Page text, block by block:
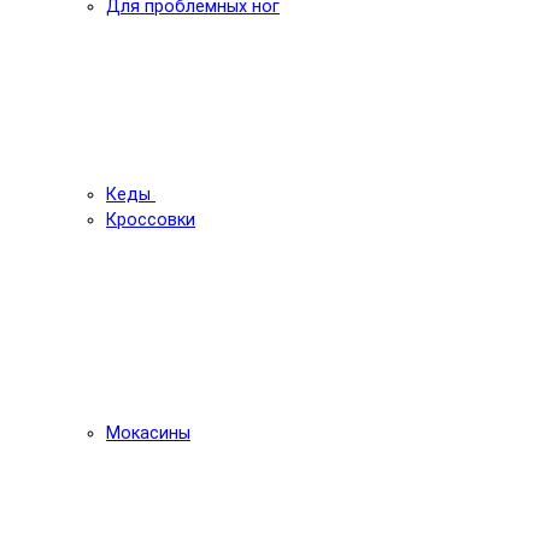
Для проблемных ног
Кеды
Кроссовки
Мокасины